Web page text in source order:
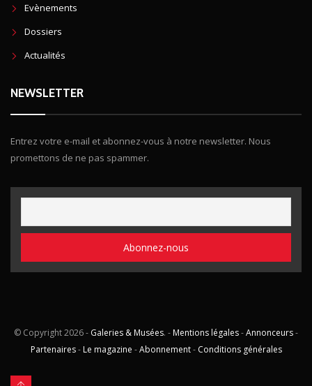
Evènements
Dossiers
Actualités
NEWSLETTER
Entrez votre e-mail et abonnez-vous à notre newsletter. Nous
promettons de ne pas spammer.
© Copyright2026 - Galeries & Musées. - Mentions légales-Annonceurs-
Partenaires- Le magazine -Abonnement- Conditions générales